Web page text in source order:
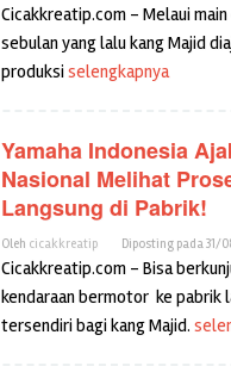
Cicakkreatip.com – Melaui main
sebulan yang lalu kang Majid
produksiselengkapnya
Yamaha Indonesia
Nasional Melihat
Langsung di Pabrik!
Oleh cicakkreatip Diposting pada31/
Cicakkreatip.com – Bisa
kendaraan bermotor ke pabrik
tersendiri bagi kang Majid.